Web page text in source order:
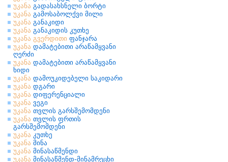
უკანა გადასახსნელი ბორტი
უკანა გამოსაბოლქვი მილი
უკანა განაკიდი
უკანა განაკიდის კუთხე
უკანა გვერდითი ფანჯარა
უკანა დამატებითი არაწამყვანი
ღერძი
უკანა დამატებითი არაწამყვანი
ხიდი
უკანა დამოუკიდებელი საკიდარი
უკანა დგარი
უკანა დიფერენციალი
უკანა ვეგი
უკანა თვლის გარსშემომდენი
უკანა თვლის ფრთის
გარსშემომდენი
უკანა კუთხე
უკანა მინა
უკანა მინასაწმენდი
უკანა მინასაწმენდ-მინამრეცხი